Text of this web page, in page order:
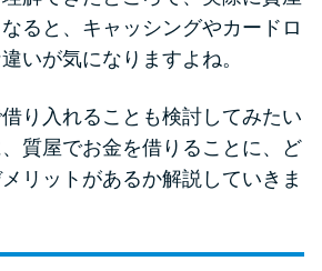
ると、キャッシングやカードロ
いが気になりますよね。
り入れることも検討してみたい
質屋でお金を借りることに、ど
リットがあるか解説していきま